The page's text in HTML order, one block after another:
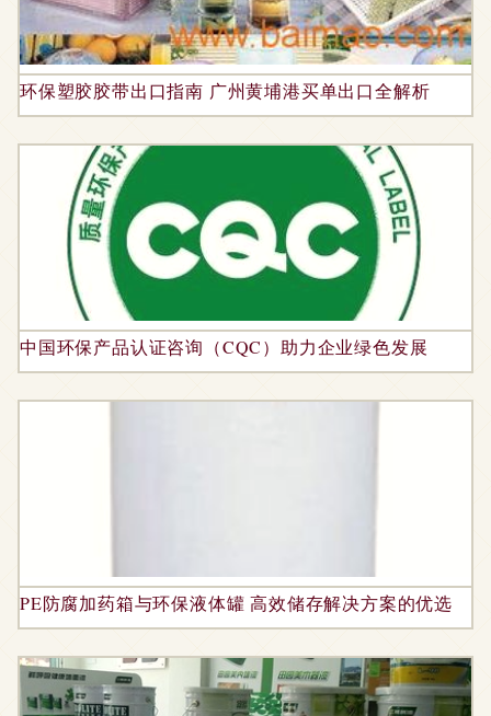
环保塑胶胶带出口指南 广州黄埔港买单出口全解析
中国环保产品认证咨询（CQC）助力企业绿色发展
PE防腐加药箱与环保液体罐 高效储存解决方案的优选